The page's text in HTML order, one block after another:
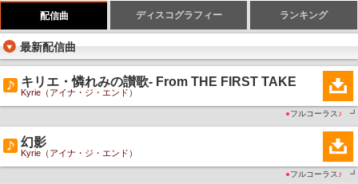
配信曲 ディスコグラフィー ランキング
最新配信曲
キリエ・憐れみの讃歌- From THE FIRST TAKE
Kyrie（アイナ・ジ・エンド）
●フルコーラス ♪ ┛
幻影
Kyrie（アイナ・ジ・エンド）
●フルコーラス ♪ ┛